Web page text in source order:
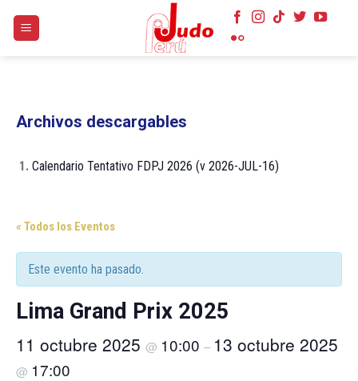
Archivos descargables
1. Calendario Tentativo FDPJ 2026 (v 2026-JUL-16)
« Todos los Eventos
Este evento ha pasado.
Lima Grand Prix 2025
11 octubre 2025 @ 10:00 – 13 octubre 2025
@ 17:00